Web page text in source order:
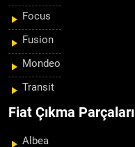
Focus
Fusion
Mondeo
Transit
Fiat Çıkma Parçaları
Albea